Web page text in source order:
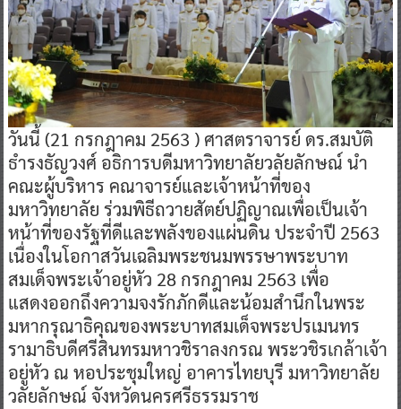
วันนี้ (21 กรกฎาคม 2563 ) ศาสตราจารย์ ดร.สมบัติ
ธำรงธัญวงศ์ อธิการบดีมหาวิทยาลัยวลัยลักษณ์ นำ
คณะผู้บริหาร คณาจารย์และเจ้าหน้าที่ของ
มหาวิทยาลัย ร่วมพิธีถวายสัตย์ปฏิญาณเพื่อเป็นเจ้า
หน้าที่ของรัฐที่ดีและพลังของแผ่นดิน ประจำปี 2563
เนื่องในโอกาสวันเฉลิมพระชนมพรรษาพระบาท
สมเด็จพระเจ้าอยู่หัว 28 กรกฎาคม 2563 เพื่อ
แสดงออกถึงความจงรักภักดีและน้อมสำนึกในพระ
มหากรุณาธิคุณของพระบาทสมเด็จพระปรเมนทร
รามาธิบดีศรีสินทรมหาวชิราลงกรณ พระวชิรเกล้าเจ้า
อยู่หัว ณ หอประชุมใหญ่ อาคารไทยบุรี มหาวิทยาลัย
วลัยลักษณ์ จังหวัดนครศรีธรรมราช